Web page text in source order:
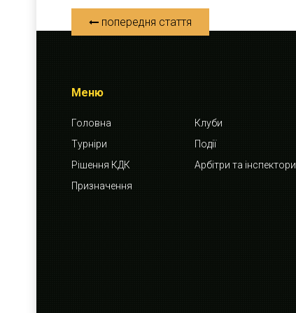
попередня стаття
Меню
Головна
Клуби
Турніри
Події
Рішення КДК
Арбітри та інспектори
Призначення